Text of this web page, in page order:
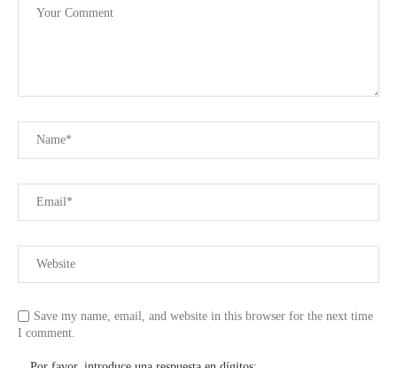
Save my name, email, and website in this browser for the next time
I comment.